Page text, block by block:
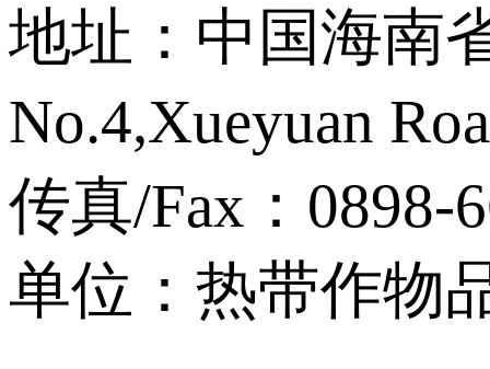
地址：中国海南
No.4,Xueyuan
传真/Fax：0898-
单位：热带作物